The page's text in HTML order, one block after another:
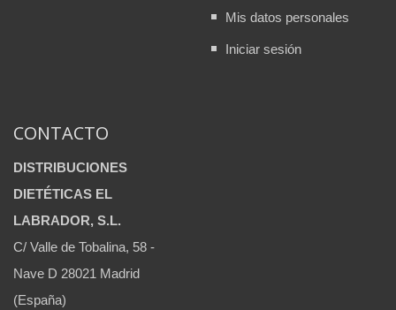
Mis datos personales
Iniciar sesión
CONTACTO
DISTRIBUCIONES
DIETÉTICAS EL
LABRADOR, S.L.
C/ Valle de Tobalina, 58 -
Nave D 28021 Madrid
(España)